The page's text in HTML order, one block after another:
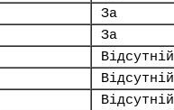
За
За
Відсутній
Відсутній
Відсутній